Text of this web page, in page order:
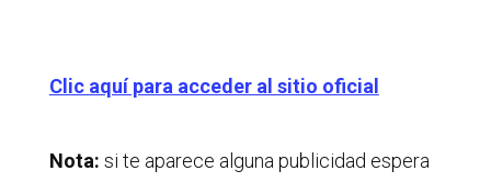
Clic aquí para acceder al sitio oficial
Nota: si te aparece alguna publicidad espera